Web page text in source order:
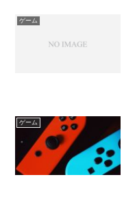
ゲーム
ゲーム